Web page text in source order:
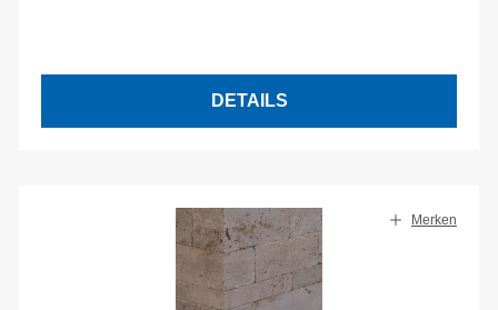
DETAILS
Merken